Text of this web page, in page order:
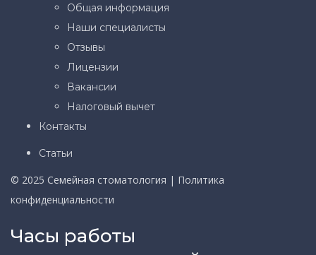
Общая информация
Наши специалисты
Отзывы
Лицензии
Вакансии
Налоговый вычет
Контакты
Статьи
© 2025 Семейная стоматология | Политика
конфиденциальности
Часы работы